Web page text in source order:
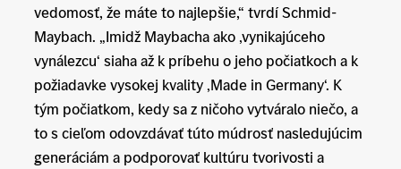
vedomosť, že máte to najlepšie,“ tvrdí Schmid-
Maybach. „Imidž Maybacha ako ‚vynikajúceho
vynálezcu‘ siaha až k príbehu o jeho počiatkoch a k
požiadavke vysokej kvality ‚Made in Germany‘. K
tým počiatkom, kedy sa z ničoho vytváralo niečo, a
to s cieľom odovzdávať túto múdrosť nasledujúcim
generáciám a podporovať kultúru tvorivosti a